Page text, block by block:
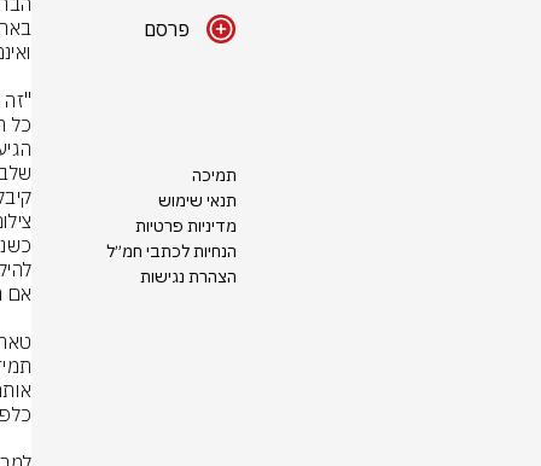
פרסם
תמיכה
תנאי שימוש
מדיניות פרטיות
הנחיות לכתבי חמ״ל
הצהרת נגישות